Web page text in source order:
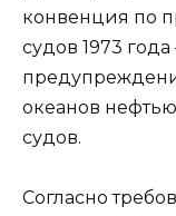
конвенция по
судов 1973
океанов
судов.
Согласно